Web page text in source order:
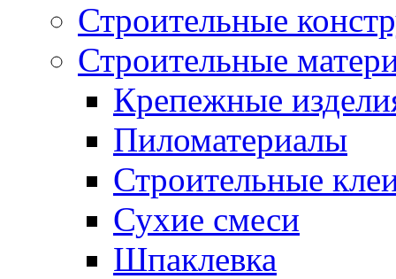
Строительные
Строительные
Крепежные
Пиломатериалы
Строительные
Сухие смеси
Шпаклевка